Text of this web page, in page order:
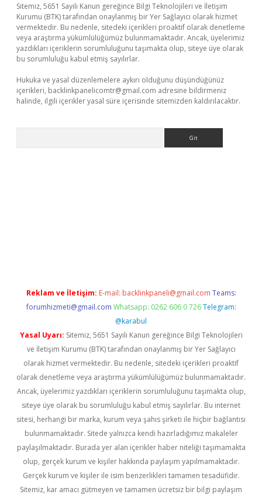
Sitemiz, 5651 Sayılı Kanun gereğince Bilgi Teknolojileri ve İletişim
Kurumu (BTK) tarafından onaylanmış bir Yer Sağlayıcı olarak hizmet
vermektedir. Bu nedenle, sitedeki içerikleri proaktif olarak denetleme
veya araştırma yükümlülüğümüz bulunmamaktadır. Ancak, üyelerimiz
yazdıkları içeriklerin sorumluluğunu taşımakta olup, siteye üye olarak
bu sorumluluğu kabul etmiş sayılırlar.
Hukuka ve yasal düzenlemelere aykırı olduğunu düşündüğünüz
içerikleri, backlinkpanelicomtr@gmail.com adresine bildirmeniz
halinde, ilgili içerikler yasal süre içerisinde sitemizden kaldırılacaktır.
Reklam ve İletişim: E-mail: backlinkpaneli@gmail.com Teams:
forumhizmeti@gmail.com Whatsapp: 0262 606 0 726 Telegram:
@karabul
Yasal Uyarı: Sitemiz, 5651 Sayılı Kanun gereğince Bilgi Teknolojileri
ve İletişim Kurumu (BTK) tarafından onaylanmış bir Yer Sağlayıcı
olarak hizmet vermektedir. Bu nedenle, sitedeki içerikleri proaktif
olarak denetleme veya araştırma yükümlülüğümüz bulunmamaktadır.
Ancak, üyelerimiz yazdıkları içeriklerin sorumluluğunu taşımakta olup,
siteye üye olarak bu sorumluluğu kabul etmiş sayılırlar. Bu internet
sitesi, herhangi bir marka, kurum veya şahıs şirketi ile hiçbir bağlantısı
bulunmamaktadır. Sitede yalnızca kendi hazırladığımız makaleler
paylaşılmaktadır. Burada yer alan içerikler haber niteliği taşımamakta
olup, gerçek kurum ve kişiler hakkında paylaşım yapılmamaktadır.
Gerçek kurum ve kişiler ile isim benzerlikleri tamamen tesadüfidir.
Sitemiz, kar amacı gütmeyen ve tamamen ücretsiz bir bilgi paylaşım